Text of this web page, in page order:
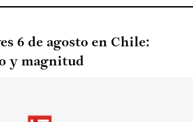
6 de agosto en Chile:
y magnitud